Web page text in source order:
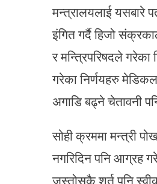
मन्त्रालयलाई यसबारे
इंगित गर्दै हिजो
र मन्त्रिपरिषदले
गरेका निर्णयहरु
अगाडि बढ्ने चेतावनी
सोही क्रममा मन्त्री
नगरिदिन पनि आग्रह